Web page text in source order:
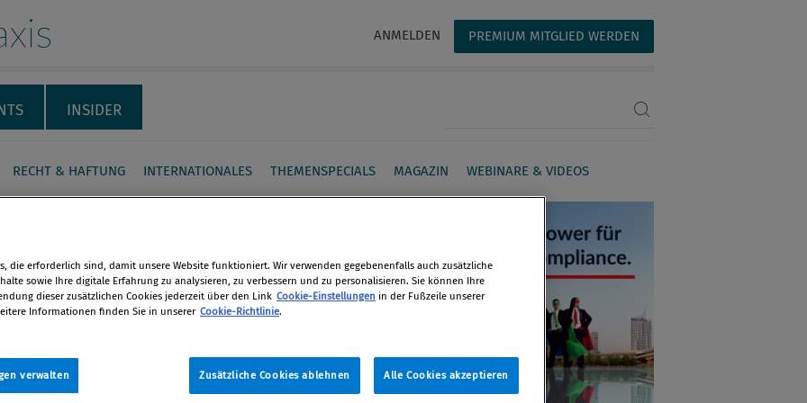
ANMELDEN PREMIUM MITGLIED WERDEN
INSIDER
RECHT & HAFTUNG INTERNATIONALES THEMENSPECIALS MAGAZIN WEBINARE & VIDEOS
will
Novellierung der
sollen Staatsanwälte laut
die erforderlich sind, damit unsere Website funktioniert. Wir verwenden gegebenenfalls auch zusätzliche
sowie Ihre digitale Erfahrung zu analysieren, zu verbessern und zu personalisieren. Sie können Ihre
dieser zusätzlichen Cookies jederzeit über den Link Cookie-Einstellungen in der Fußzeile unserer
Informationen finden Sie in unserer Cookie-Richtlinie.
Zusätzliche Cookies ablehnen Alle Cookies akzeptieren
verwalten